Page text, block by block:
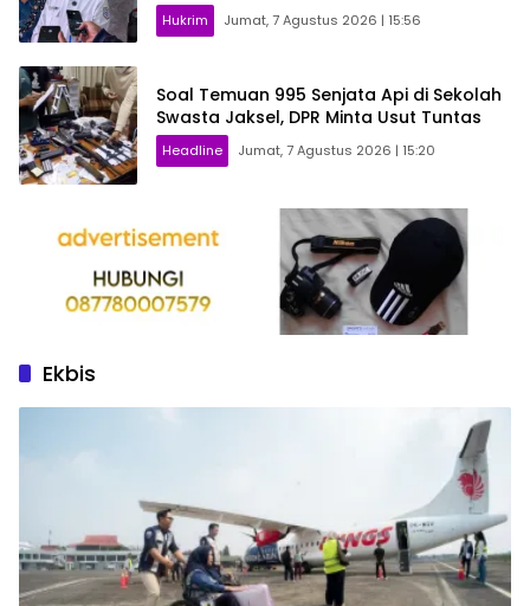
Hukrim Jumat, 7 Agustus 2026 | 15:56
Soal Temuan 995 Senjata Api di Sekolah
Swasta Jaksel, DPR Minta Usut Tuntas
Headline Jumat, 7 Agustus 2026 | 15:20
Ekbis